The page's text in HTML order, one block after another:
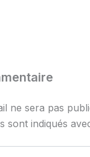
ne sera pas
sont indiqués